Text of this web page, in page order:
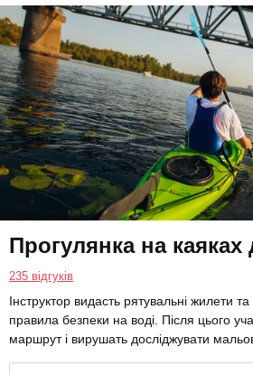
Прогулянка на каяках
235 відгуків
Інструктор видасть рятувальні жилети
правила безпеки на воді. Після цього
маршрут і вирушать досліджувати